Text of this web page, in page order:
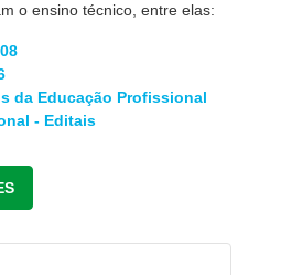
o ensino técnico, entre elas:
da Educação Profissional
- Editais